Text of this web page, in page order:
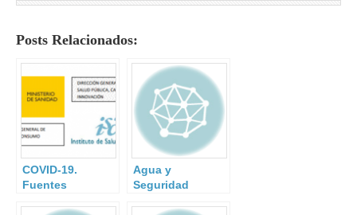
Posts Relacionados:
COVID-19.
Fuentes
Agua y
Seguridad